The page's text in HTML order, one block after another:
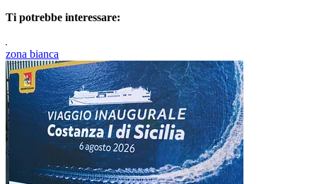
Ti potrebbe interessare:
zona bianca